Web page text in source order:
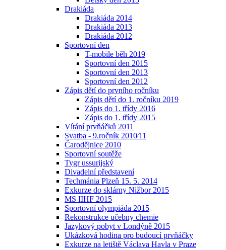
Drakiáda
Drakiáda 2014
Drakiáda 2013
Drakiáda 2012
Sportovní den
T-mobile běh 2019
Sportovní den 2015
Sportovní den 2013
Sportovní den 2012
Zápis dětí do prvního ročníku
Zápis dětí do 1. ročníku 2019
Zápis do 1. třídy 2016
Zápis do 1. třídy 2015
Vítání prvňáčků 2011
Svatba - 9.ročník 2010⁄11
Čarodějnice 2010
Sportovní soutěže
Tygr ussurijský
Divadelní představení
Techmánia Plzeň 15. 5. 2014
Exkurze do sklárny Nižbor 2015
MS IIHF 2015
Sportovní olympiáda 2015
Rekonstrukce učebny chemie
Jazykový pobyt v Londýně 2015
Ukázková hodina pro budoucí prvňáčky
Exkurze na letiště Václava Havla v Praze